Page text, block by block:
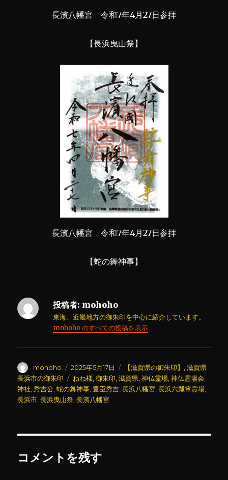
長濱八幡宮 令和7年4月27日参拝
【長浜曳山祭】
長濱八幡宮 令和7年4月27日参拝
【蛇の舞神事】
投稿者: mohoho
東海、近畿地方の御朱印を中心に紹介しています。
mohoho のすべての投稿を表示
投
稿
者
mohoho
投
稿
日:
2025年5月17日
カ
テ
ゴ
【滋賀県の御朱印】 ,滋賀県
長浜市の御朱印
タ
グ
ねね様 ,御朱印 ,滋賀県 ,神仏霊場 ,神仏霊場会
神社 ,秀吉公 ,蛇の舞神事 豊臣秀吉 ,長浜八幡宮 ,長浜六瓢箪霊場
長浜市 ,長浜曳山祭 ,長濱八幡宮
コメントを残す